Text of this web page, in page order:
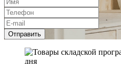
Отправить